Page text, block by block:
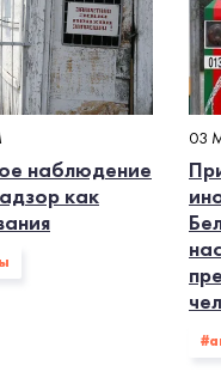
наблюдение
как
03